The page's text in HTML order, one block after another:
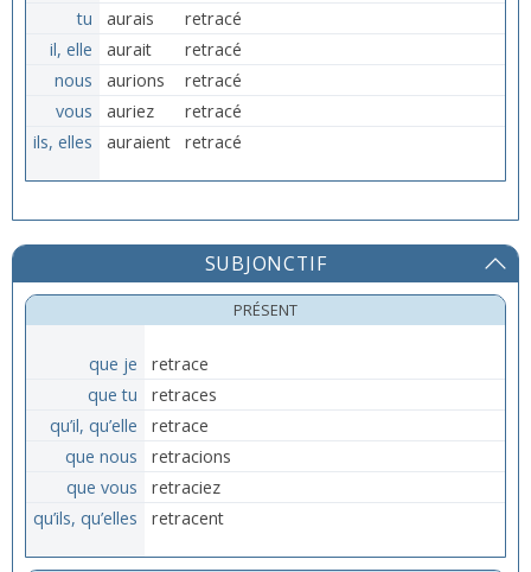
tu
aurais
retracé
il, elle
aurait
retracé
nous
aurions
retracé
vous
auriez
retracé
ils, elles
auraient retracé
SUBJONCTIF
PRÉSENT
que je
retrace
que tu
retraces
qu’il, qu’elle
retrace
que nous
retracions
que vous
retraciez
qu’ils, qu’elles
retracent